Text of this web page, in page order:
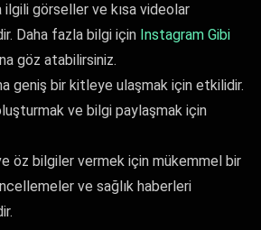
görseller ve kısa videolar
Daha fazla bilgi için Instagram Gibi
göz atabilirsiniz.
geniş bir kitleye ulaşmak için etkilidir.
ve bilgi paylaşmak için
öz bilgiler vermek için mükemmel bir
ve sağlık haberleri